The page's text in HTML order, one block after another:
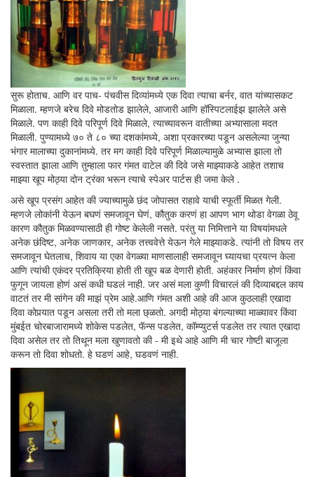
सुरू होताच. आणि वर पाच- पंचवीस दिव्यांमध्ये एक दिवा त्याचा बर्नर, वात यांच्यासकट
मिळाला. म्हणजे बरेच दिवे मोडतोड झालेले, आजारी आणि हॉस्पिटलाईझ झालेले असे
मिळाले. पण काही दिवे परिपूर्ण दिवे मिळाले, त्याच्यावरून वातीच्या अभ्यासाला मदत
मिळाली. पुण्यामध्ये ७० ते ८० च्या दशकांमध्ये, अशा प्रकारच्या पडून असलेल्या जुन्या
भंगार मालाच्या दुकानांमध्ये. तर मग काही दिवे परिपूर्ण मिळाल्यामुळे अभ्यास झाला तो
स्वस्तात झाला आणि तुम्हाला फार गंमत वाटेल की दिवे जसे माझ्याकडे आहेत तशाच
माझ्या खूप मोठ्या दोन ट्रंका भरून त्याचे स्पेअर पार्टस ही जमा केले .
असे खूप प्रसंग आहेत की ज्याच्यामुळे छंद जोपासत राहावे याची स्फूर्ती मिळत गेली.
म्हणजे लोकांनी येऊन बघणं समजावून घेणं, कौतुक करणं हा आपण भाग थोडा वेगळा ठेवू
कारण कौतुक मिळवण्यासाठी ही गोष्ट केलेली नसते. परंतु या निमित्ताने या विषयांमधले
अनेक छंदिष्ट, अनेक जाणकार, अनेक तत्त्ववेत्ते येऊन गेले माझ्याकडे. त्यांनी तो विषय तर
समजावून घेतलाच, शिवाय या एका वेगळ्या माणसालाही समजावून घ्यायचा प्रयत्न केला
आणि त्यांची एकंदर प्रतिक्रिया होती ती खूप बळ देणारी होती. अहंकार निर्माण होणं किंवा
फुगून जायला होणं असं कधी घडलं नाही. जर असं मला कुणी विचारलं की दिव्याबद्दल काय
वाटतं तर मी सांगेन की माझं प्रेम आहे.आणि गंमत अशी आहे की आज कुठलाही एखादा
दिवा कोपर्‍यात पडून असला तरी तो मला छ्ळतो. अगदी मोठ्या बंगल्याच्या माळ्यावर किंवा
मुंबईत चोरबाजारामध्ये शोकेस पडलेत, फॅन्स पडलेत, कॉम्प्युटर्स पडलेत तर त्यात एखादा
दिवा असेल तर तो तिथून मला खुणावतो की - मी इथे आहे आणि मी चार गोष्टी बाजूला
करून तो दिवा शोधतो. हे घडणं आहे, घडवणं नाही.